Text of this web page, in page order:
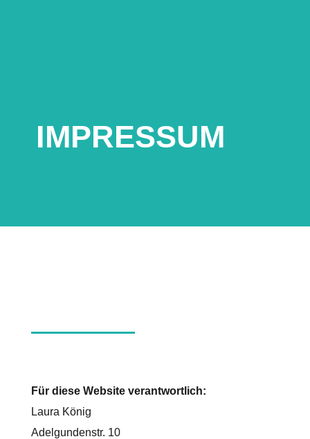
IMPRESSUM
Für diese Website verantwortlich:
Laura König
Adelgundenstr. 10